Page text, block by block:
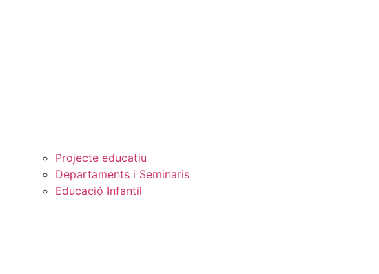
Projecte educatiu
Departaments i Seminaris
Educació Infantil